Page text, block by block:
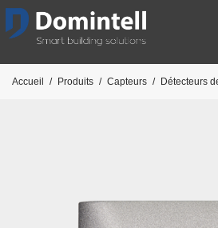
Accueil / Produits / Capteurs / Détecteurs